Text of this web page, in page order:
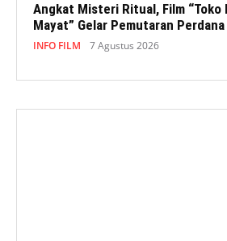
Angkat Misteri Ritual, Film “Toko
Mayat” Gelar Pemutaran
INFO FILM 7 Agustus 2026